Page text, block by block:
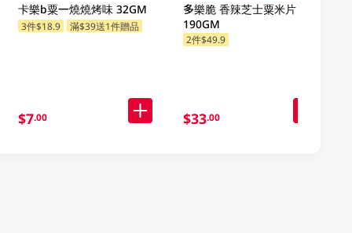
卡樂b粟一燒燒烤味 32GM
3件$18.9 滿$39送1件贈品
$7.00
多樂脆 香辣芝士粟米片
190GM
2件$49.9
$33.00